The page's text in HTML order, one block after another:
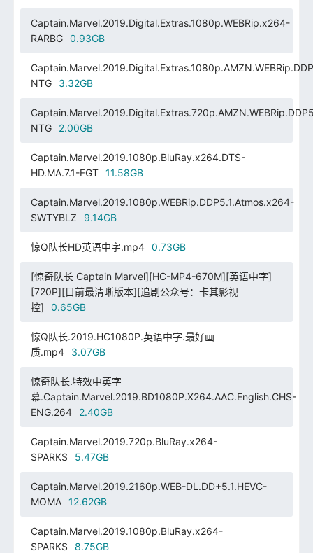
Captain.Marvel.2019.Digital.Extras.1080p.WEBRip.x264-
RARBG
0.93GB
NTG
3.32GB
NTG
2.00GB
Captain.Marvel.2019.1080p.BluRay.x264.DTS-
HD.MA.7.1-FGT
11.58GB
Captain.Marvel.2019.1080p.WEBRip.DDP5.1.Atmos.x264-
SWTYBLZ
9.14GB
惊Q队长HD英语中字.mp4 0.73GB
[惊奇队长 Captain Marvel][HC-MP4-670M][英语中字]
[720P][目前最清晰版本][追剧公众号：卡其影视
控]
0.65GB
惊Q队长.2019.HC1080P.英语中字.最好画
质.mp4
3.07GB
惊奇队长.特效中英字
幕.Captain.Marvel.2019.BD1080P.X264.AAC.English.CHS-
ENG.264
2.40GB
Captain.Marvel.2019.720p.BluRay.x264-
SPARKS
5.47GB
Captain.Marvel.2019.2160p.WEB-DL.DD+5.1.HEVC-
MOMA
12.62GB
Captain.Marvel.2019.1080p.BluRay.x264-
SPARKS
8.75GB